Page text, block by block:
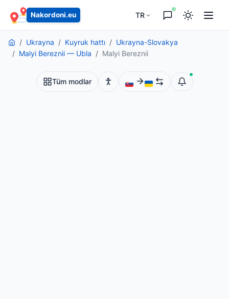
Nakordoni.eu TR
Ukrayna Kuyruk hattı
Ukrayna-Slovakya
Malyi Bereznii — Ubla
Malyi Bereznii
Tüm modlar